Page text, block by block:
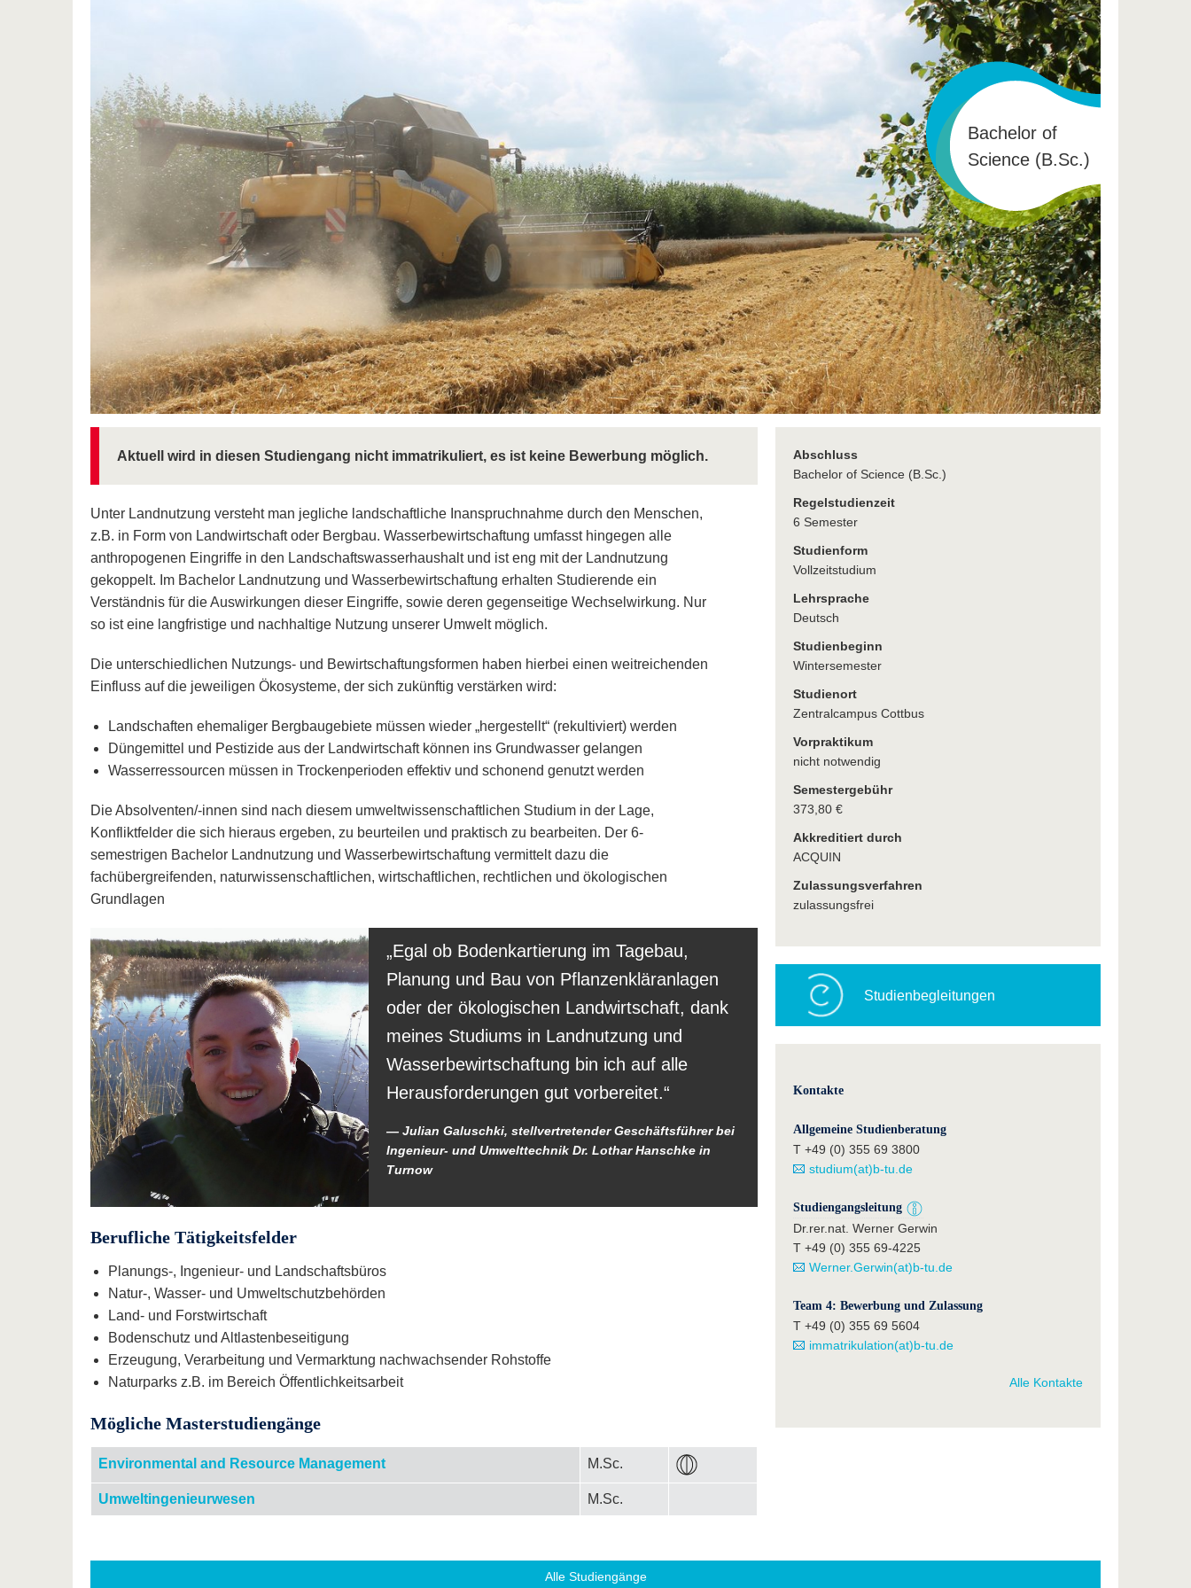
Bachelor of
Science (B.Sc.)
Aktuell wird in diesen Studiengang nicht immatrikuliert, es ist keine Bewerbung möglich.
Unter Landnutzung versteht man jegliche landschaftliche Inanspruchnahme durch den Menschen,
z.B. in Form von Landwirtschaft oder Bergbau. Wasserbewirtschaftung umfasst hingegen alle
anthropogenen Eingriffe in den Landschaftswasserhaushalt und ist eng mit der Landnutzung
gekoppelt. Im Bachelor Landnutzung und Wasserbewirtschaftung erhalten Studierende ein
Verständnis für die Auswirkungen dieser Eingriffe, sowie deren gegenseitige Wechselwirkung. Nur
so ist eine langfristige und nachhaltige Nutzung unserer Umwelt möglich.
Die unterschiedlichen Nutzungs- und Bewirtschaftungsformen haben hierbei einen weitreichenden
Einfluss auf die jeweiligen Ökosysteme, der sich zukünftig verstärken wird:
Landschaften ehemaliger Bergbaugebiete müssen wieder „hergestellt“ (rekultiviert) werden
Düngemittel und Pestizide aus der Landwirtschaft können ins Grundwasser gelangen
Wasserressourcen müssen in Trockenperioden effektiv und schonend genutzt werden
Die Absolventen/-innen sind nach diesem umweltwissenschaftlichen Studium in der Lage,
Konfliktfelder die sich hieraus ergeben, zu beurteilen und praktisch zu bearbeiten. Der 6-
semestrigen Bachelor Landnutzung und Wasserbewirtschaftung vermittelt dazu die
fachübergreifenden, naturwissenschaftlichen, wirtschaftlichen, rechtlichen und ökologischen
Grundlagen
Egal ob Bodenkartierung im Tagebau,
Planung und Bau von Pflanzenkläranlagen
oder der ökologischen Landwirtschaft, dank
meines Studiums in Landnutzung und
Wasserbewirtschaftung bin ich auf alle
Herausforderungen gut vorbereitet.
Julian Galuschki, stellvertretender Geschäftsführer bei
Ingenieur- und Umwelttechnik Dr. Lothar Hanschke in
Turnow
Berufliche Tätigkeitsfelder
Planungs-, Ingenieur- und Landschaftsbüros
Natur-, Wasser- und Umweltschutzbehörden
Land- und Forstwirtschaft
Bodenschutz und Altlastenbeseitigung
Erzeugung, Verarbeitung und Vermarktung nachwachsender Rohstoffe
Naturparks z.B. im Bereich Öffentlichkeitsarbeit
Mögliche Masterstudiengänge
Environmental and Resource Management M.Sc.
Umweltingenieurwesen M.Sc.
Abschluss
Bachelor of Science (B.Sc.)
Regelstudienzeit
6 Semester
Studienform
Vollzeitstudium
Lehrsprache
Deutsch
Studienbeginn
Wintersemester
Studienort
Zentralcampus Cottbus
Vorpraktikum
nicht notwendig
Semestergebühr
373,80 €
Akkreditiert durch
ACQUIN
Zulassungsverfahren
zulassungsfrei
Studienbegleitungen
Kontakte
Allgemeine Studienberatung
T +49 (0) 355 69 3800
studium(at)b-tu.de
Studiengangsleitung
Dr.rer.nat. Werner Gerwin
T +49 (0) 355 69-4225
Werner.Gerwin(at)b-tu.de
Team 4: Bewerbung und Zulassung
T +49 (0) 355 69 5604
immatrikulation(at)b-tu.de
Alle Kontakte
Alle Studiengänge